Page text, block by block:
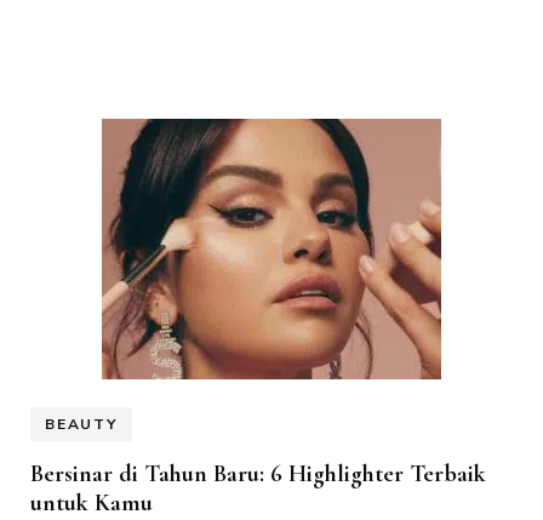
BEAUTY
Bersinar di Tahun Baru: 6 Highlighter Terbaik
untuk Kamu